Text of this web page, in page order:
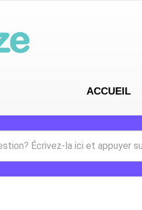
ACCUEIL